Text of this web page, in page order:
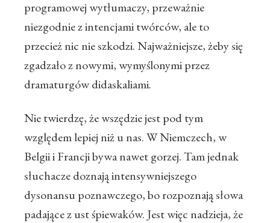
programowej wytłumaczy, przeważnie
niezgodnie z intencjami twórców, ale to
przecież nic nie szkodzi. Najważniejsze, żeby się
zgadzało z nowymi, wymyślonymi przez
dramaturgów didaskaliami.
Nie twierdzę, że wszędzie jest pod tym
względem lepiej niż u nas. W Niemczech, w
Belgii i Francji bywa nawet gorzej. Tam jednak
słuchacze doznają intensywniejszego
dysonansu poznawczego, bo rozpoznają słowa
padające z ust śpiewaków. Jest więc nadzieja, że